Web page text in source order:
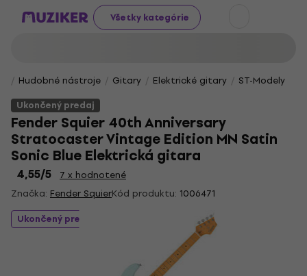
Všetky kategórie
Hudobné nástroje Gitary Elektrické gitary
ST-Modely
Ukončený predaj
Fender Squier 40th Anniversary
Stratocaster Vintage Edition MN Satin
Sonic Blue Elektrická gitara
4,55/5
7 x hodnotené
Značka: Fender SquierKód produktu: 1006471
Ukončený predaj